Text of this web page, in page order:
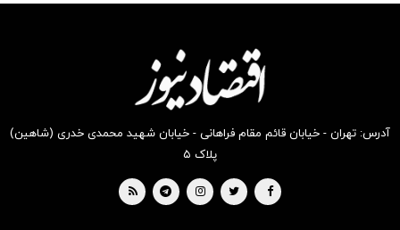
آدرس: تهران - خیابان قائم مقام فراهانی - خیابان شهید محمدی خدری (شاهین)
پلاک ۵